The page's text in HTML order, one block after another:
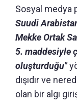
Sosyal medya
Suudi
Mekke Ortak
5. maddesiyle
oluşturduğu"
dışıdır ve
olan bir algı